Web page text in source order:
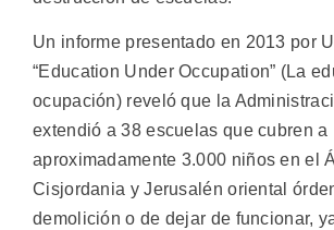
Un informe presentado en 2013 por
“Education Under Occupation” (La
ocupación) reveló que la
extendió a 38 escuelas que cubren a
aproximadamente 3.000 niños en el
Cisjordania y Jerusalén oriental
demolición o de dejar de funcionar,